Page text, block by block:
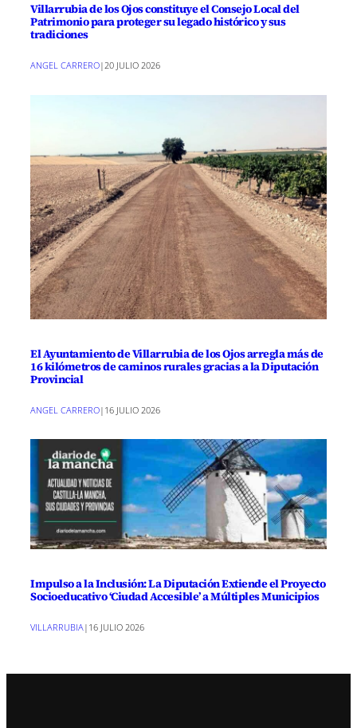
Villarrubia de los Ojos constituye el Consejo Local del
Patrimonio para proteger su legado histórico y sus
tradiciones
ANGEL CARRERO|20 JULIO 2026
El Ayuntamiento de Villarrubia de los Ojos arregla más de
16 kilómetros de caminos rurales gracias a la Diputación
Provincial
ANGEL CARRERO| 16 JULIO 2026
Impulso a la Inclusión: La Diputación Extiende el Proyecto
Socioeducativo ‘Ciudad Accesible’ a Múltiples Municipios
VILLARRUBIA | 16 JULIO 2026